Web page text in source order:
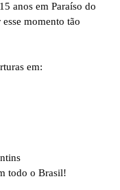
anos em Paraíso do
momento tão
em:
todo o Brasil!